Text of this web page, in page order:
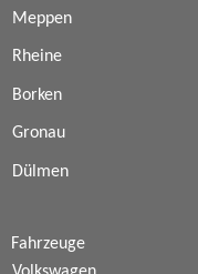
Meppen
Rheine
Borken
Gronau
Dülmen
Fahrzeuge